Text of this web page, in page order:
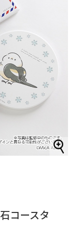
コースタ